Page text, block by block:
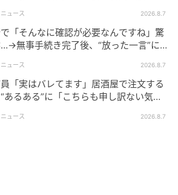
って大切な家族へ届けられること
思います。
を利用者本人はどのように感じて
今回の出来事を通して考えさせら
ん」
ュース 2026.8.7
「そんなに確認が必要なんですね」驚
…→無事手続き完了後、“放った一言”に銀
ュース 2026.8.7
「実はバレてます」居酒屋で注文する
あるある”に「こちらも申し訳ない気持
ュース 2026.8.7